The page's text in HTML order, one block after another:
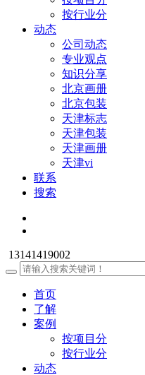
按行业分
动态
公司动态
专业观点
知识分享
北京画册
北京包装
天津标志
天津包装
天津画册
天津vi
联系
搜索
13141419002
首页
了解
案例
按项目分
按行业分
动态